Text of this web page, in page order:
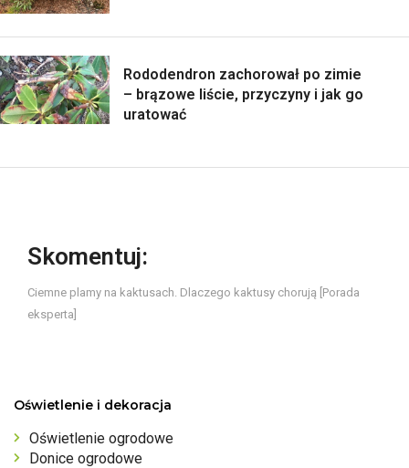
Rododendron zachorował po zimie
– brązowe liście, przyczyny i jak go
uratować
Skomentuj:
Ciemne plamy na kaktusach. Dlaczego kaktusy chorują [Porada
eksperta]
Oświetlenie i dekoracja
Oświetlenie ogrodowe
Donice ogrodowe